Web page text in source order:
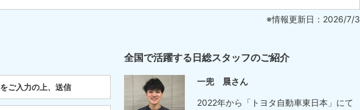
※情報更新日：2026/7/3
ご入力の上、送信
全国で活躍する日総スタッフのご紹介
一兜 晨さん
2022年から「トヨタ自動車東日本」にて